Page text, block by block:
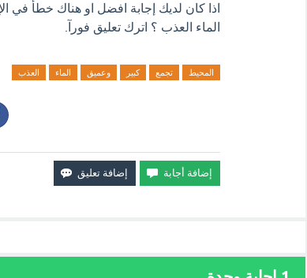
اذا كان لديك إجابة افضل او هناك خطأ في
الماء العذب ؟ اترك تعليق فورآ.
المحيط تجمع كبير وعميق الماء العذب